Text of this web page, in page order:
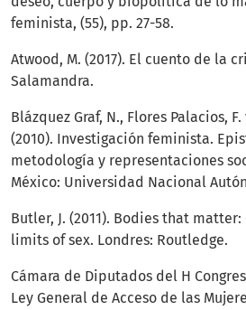
feminista, (55), pp. 27-58.
Atwood, M. (2017). El cuento de la
Salamandra.
Blázquez Graf, N., Flores Palacios,
(2010). Investigación feminista.
metodología y representaciones
México: Universidad Nacional
Butler, J. (2011). Bodies that
limits of sex. Londres: Routledge.
Cámara de Diputados del H
Ley General de Acceso de las